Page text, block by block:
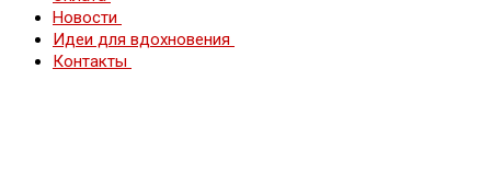
Новости
Идеи для вдохновения
Контакты